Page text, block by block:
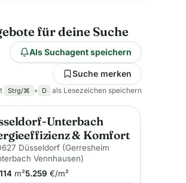
für deine Suche
Als Suchagent speichern
Suche merken
Strg/⌘ + D als Lesezeichen speichern
Unterbach
& Komfort
Düsseldorf (Gerresheim
Vennhausen)
114m²5.259 €/m²